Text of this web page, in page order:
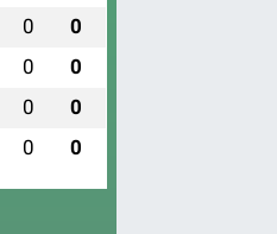
0 0
0 0
0 0
0 0